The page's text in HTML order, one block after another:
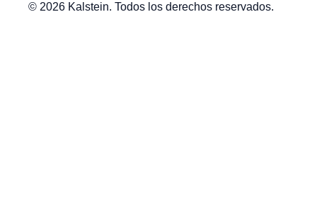
© 2026 Kalstein. Todos los derechos reservados.